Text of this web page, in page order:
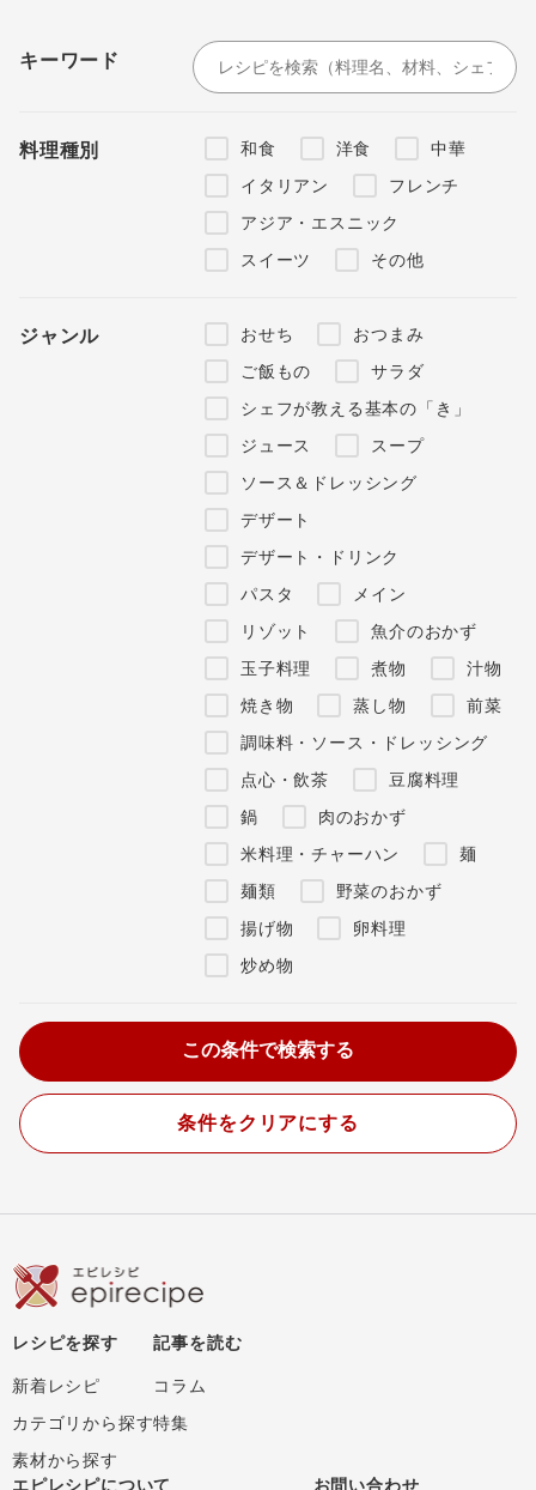
キーワード
料理種別 和食 洋食
中華
イタリアン
フレンチ
アジア・エスニック
スイーツ
その他
ジャンル おせち
おつまみ
ご飯もの
サラダ
シェフが教える基本の「き」
ジュース
スープ
ソース＆ドレッシング
デザート
デザート・ドリンク
パスタ
メイン
リゾット
魚介のおかず
玉子料理
煮物
汁物
焼き物
蒸し物
前菜
調味料・ソース・ドレッシング
点心・飲茶
豆腐料理
鍋
肉のおかず
米料理・チャーハン
麺
麺類
野菜のおかず
揚げ物
卵料理
炒め物
条件をクリアにする
レシピを探す
新着レシピ
カテゴリから探す
素材から探す
記事を読む
コラム
特集
エピレシピについて お問い合わせ